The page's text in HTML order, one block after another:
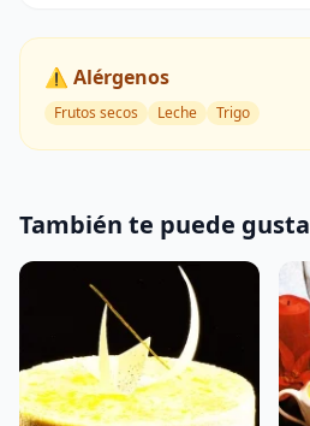
⚠️ Alérgenos
Frutos secos Leche Trigo
También te puede